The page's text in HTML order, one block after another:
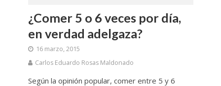
¿Comer 5 o 6 veces por día,
en verdad adelgaza?
16 marzo, 2015
Carlos Eduardo Rosas Maldonado
Según la opinión popular, comer entre 5 y 6